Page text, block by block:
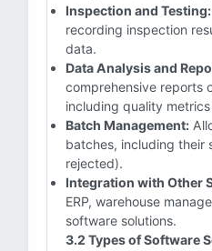
Inspection and Testing:
recording inspection
data.
Data Analysis and
comprehensive reports
including quality
Batch Management:
batches, including their
rejected).
Integration with Other
ERP, warehouse
software solutions.
3.2 Types of Software